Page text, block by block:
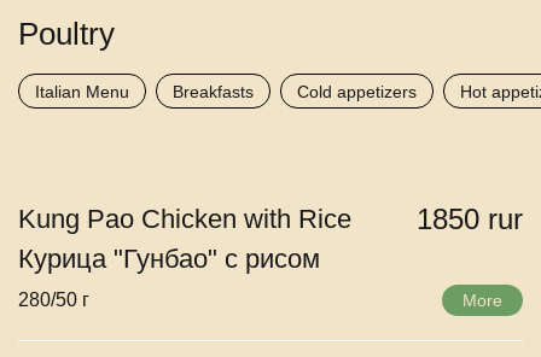
Poultry
Italian Menu Breakfasts Cold appetizers Hot
Kung Pao Chicken with Rice 1850 rur
Курица "Гунбао" с рисом
280/50 г More